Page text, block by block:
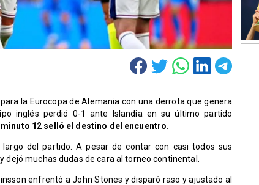
la Eurocopa de Alemania con una derrota que genera
inglés perdió 0-1 ante Islandia en su último partido
12 selló el destino del encuentro.
del partido. A pesar de contar con casi todos sus
muchas dudas de cara al torneo continental.
enfrentó a John Stones y disparó raso y ajustado al